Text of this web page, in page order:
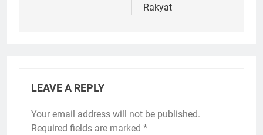
Rakyat
LEAVE A REPLY
Your email address will not be published.
Required fields are marked *